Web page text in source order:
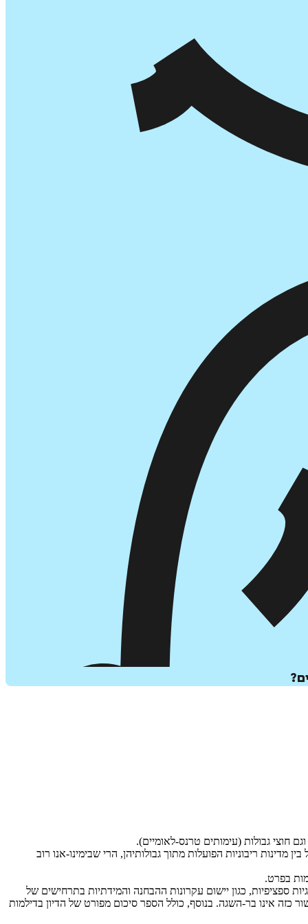
חוצי גבולות (עימותים טרנס-לאומיים).
ריבוניות הפועלות מתוך גבולותיהן, הרי שבימינו-אנו רוב
בפרט.
ספציפיות, כגון יישום עקרונות ההבחנה והמידתיות בתרחישים של
כזה אינו בר-השגה. בנוסף, כולל הספר סיכום מפורט של הדיון בדילמות